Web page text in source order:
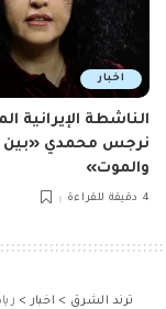
اخبار
الناشطة الإيرانية
نرجس محمدي «بين
والموت»
4 دقيقة للقراءة
ترند الشرق > اخبار >